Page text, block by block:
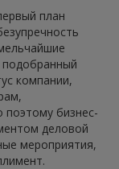
план
компании,
поэтому бизнес-
деловой
мероприятия,